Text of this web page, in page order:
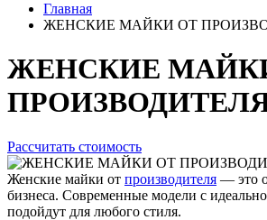
Главная
ЖЕНСКИЕ МАЙКИ ОТ
ЖЕНСКИЕ
Рассчитать стоимость
Женские майки от производителя — это
бизнеса. Современные модели с
подойдут для любого стиля.